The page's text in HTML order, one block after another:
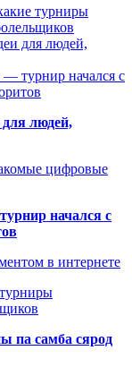
турниры
для людей,
турнир начался с
людей,
цифровые
начался с
в интернете
па самба сярод